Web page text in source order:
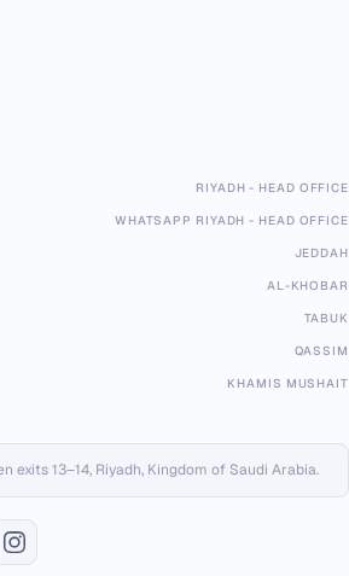
RIYADH - HEAD OFFICE
WHATSAPP RIYADH - HEAD OFFICE
JEDDAH
AL-KHOBAR
TABUK
QASSIM
KHAMIS MUSHAIT
exits 13–14, Riyadh, Kingdom of Saudi Arabia.